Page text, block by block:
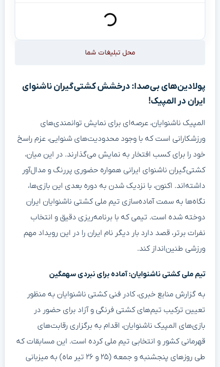
محل تبلیغات شما
پولادین‌های بی‌صدا: درخشش کشتی‌گیران ناشنوای
ایران در المپیک!
المپیک ناشنوایان، عرصه‌ای برای نمایش توانمندی‌های
ورزشکارانی است که با وجود محدودیت‌های شنوایی، عزم راسخ
خود را برای کسب افتخار به نمایش می‌گذارند. در این میان،
کشتی‌گیران ناشنوای ایرانی همواره حضوری پررنگ و مدال‌آور
داشته‌اند. اکنون، با نزدیک شدن به دوره بعدی این بازی‌ها،
نگاه‌ها به سمت آماده‌سازی تیم ملی کشتی ناشنوایان ایران
دوخته شده است. تیمی که با برنامه‌ریزی دقیق و انتخاب
نفرات برتر، قصد دارد بار دیگر نام ایران را در این رویداد مهم
ورزشی طنین‌انداز کند.
تیم ملی کشتی ناشنوایان: آماده برای نبردی سهمگین
به گزارش منابع خبری، کادر فنی کشتی ناشنوایان به منظور
تعیین ترکیب تیم‌های کشتی فرنگی و آزاد برای حضور در
بازی‌های المپیک ناشنوایان، اقدام به برگزاری رقابت‌های
قهرمانی کشور و انتخابی تیم ملی کرده است. این مسابقات که
طی روزهای پنجشنبه و جمعه (۲۵ و ۲۶ تیر ماه) به میزبانی